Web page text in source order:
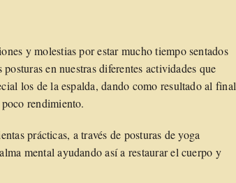
y molestias por estar mucho tiempo sentados
en nuestras diferentes actividades que
los de la espalda, dando como resultado al final
rendimiento.
prácticas, a través de posturas de yoga
mental ayudando así a restaurar el cuerpo y